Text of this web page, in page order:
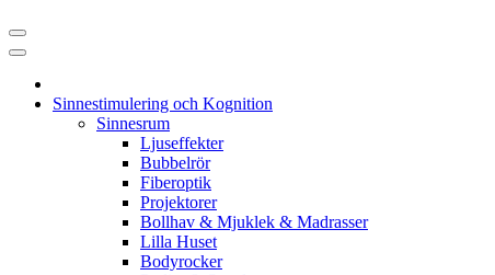
Sinnestimulering och Kognition
Sinnesrum
Ljuseffekter
Bubbelrör
Fiberoptik
Projektorer
Bollhav & Mjuklek & Madrasser
Lilla Huset
Bodyrocker